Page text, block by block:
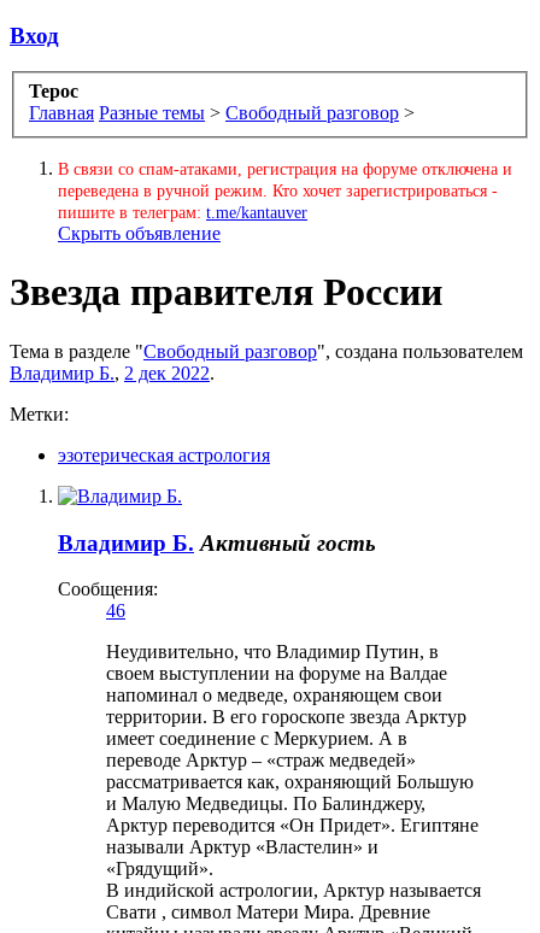
Вход
Терос
Главная Разные темы > Свободный разговор >
В связи со спам-атаками, регистрация на форуме отключена и
переведена в ручной режим. Кто хочет зарегистрироваться -
пишите в телеграм: t.me/kantauver
Скрыть объявление
Звезда правителя России
Тема в разделе "Свободный разговор", создана пользователем
Владимир Б., 2 дек 2022.
Метки:
эзотерическая астрология
Владимир Б. Активный гость
Сообщения:
46
Неудивительно, что Владимир Путин, в
своем выступлении на форуме на Валдае
напоминал о медведе, охраняющем свои
территории. В его гороскопе звезда Арктур
имеет соединение с Меркурием. А в
переводе Арктур – «страж медведей»
рассматривается как, охраняющий Большую
и Малую Медведицы. По Балинджеру,
Арктур переводится «Он Придет». Египтяне
называли Арктур «Властелин» и
«Грядущий».
В индийской астрологии, Арктур называется
Свати , символ Матери Мира. Древние